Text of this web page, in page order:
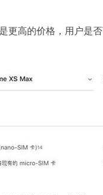
更高的价格，用户是